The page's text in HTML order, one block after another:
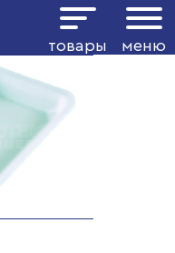
товары меню